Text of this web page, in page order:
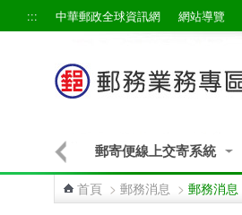
::: 中華郵政全球資訊網 網站導覽
郵寄便線上交寄系統
首頁 > 郵務消息 > 郵務消息